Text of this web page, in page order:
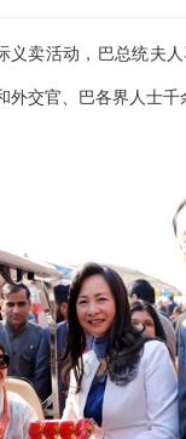
卖活动，巴总统夫人
交官、巴各界人士千